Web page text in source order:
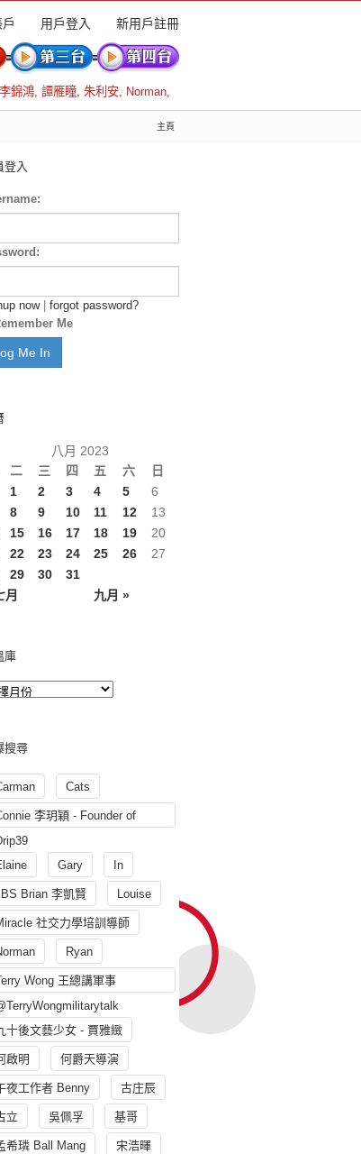
用戶登入 新用戶註冊
李錦鴻, 譚雁瞳, 朱利安, Norman,
主頁
登入
now| forgot password?
Me
八月 2023
二 三 四 五 六 日
月 九月 »
1 2 3 4 5
6
8 9 10 11 12
13
15 16 17 18 19
20
22 23 24 25 26
27
29 30 31
庫
搜尋
Cats
李玥穎 - Founder of
Gary In
Brian 李凱賢 Louise
社交力學培訓導師
Ryan
Wong 王總講軍事
十後文藝少女 - 賈雅緻
啟明 何爵天導演
夜工作者 Benny 古庄辰
立 吳佩孚 基哥
希璘 Ball Mang 宋浩暉